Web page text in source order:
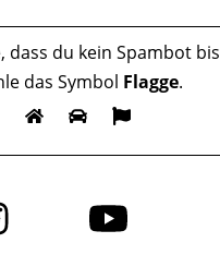
dass du kein Spambot
das Symbol Flagge.
Folge